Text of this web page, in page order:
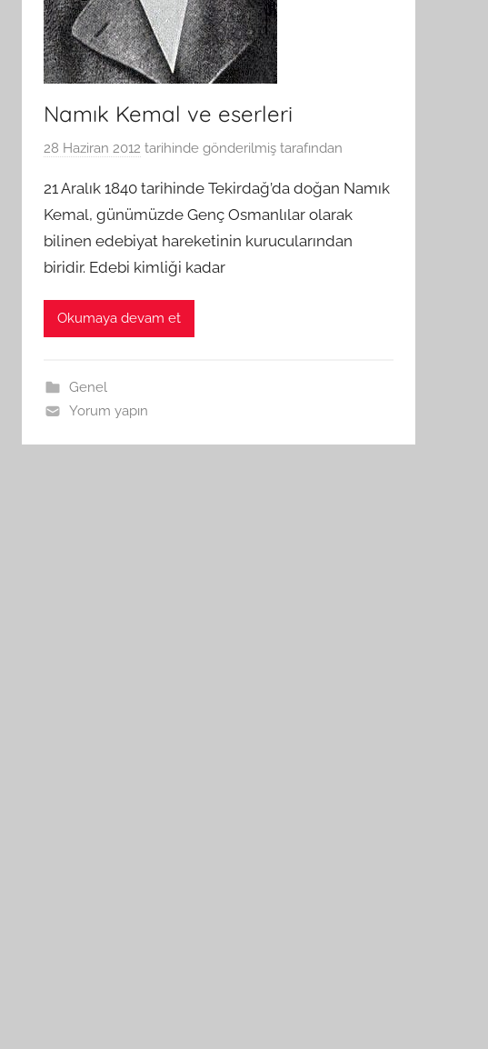
Namık Kemal ve eserleri
28 Haziran 2012 tarihinde gönderilmiş tarafından
21 Aralık 1840 tarihinde Tekirdağ’da doğan Namık
Kemal, günümüzde Genç Osmanlılar olarak
bilinen edebiyat hareketinin kurucularından
biridir. Edebi kimliği kadar
Okumaya devam et
Genel
Yorum yapın